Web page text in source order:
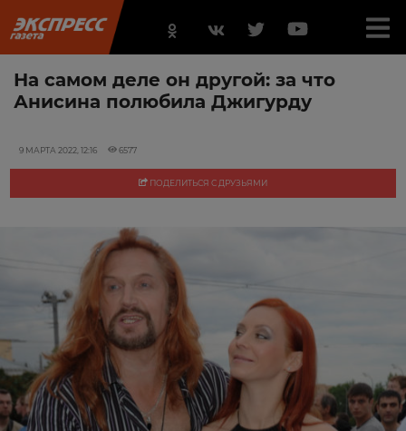
На самом деле он другой: за что
Анисина полюбила Джигурду
9 МАРТА 2022, 12:16 6577
ПОДЕЛИТЬСЯ С ДРУЗЬЯМИ